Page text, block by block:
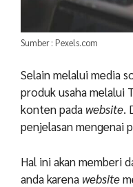
Sumber : Pexels.com
Selain melalui media
produk usaha melalui
konten pada website.
penjelasan mengenai
Hal ini akan memberi
anda karena website